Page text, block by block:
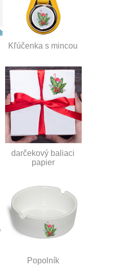
Kľúčenka s mincou
darčekový baliaci
papier
Popolník